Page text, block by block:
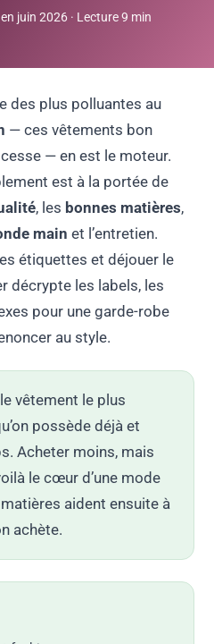
juin 2026 · Lecture 9 min
des plus polluantes au
— ces vêtements bon
— en est le moteur.
est à la portée de
, les bonnes matières,
main et l’entretien.
étiquettes et déjouer le
décrypte les labels, les
pour une garde-robe
au style.
le vêtement le plus
possède déjà et
Acheter moins, mais
le cœur d’une mode
aident ensuite à
achète.